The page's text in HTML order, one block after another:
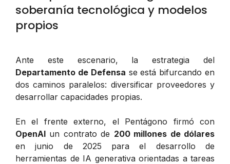
soberanía tecnológica y modelos
propios
Ante este escenario, la estrategia del
Departamento de Defensa se está bifurcando en
dos caminos paralelos: diversificar proveedores y
desarrollar capacidades propias.
En el frente externo, el Pentágono firmó con
OpenAI un contrato de 200 millones de dólares
en junio de 2025 para el desarrollo de
herramientas de IA generativa orientadas a tareas